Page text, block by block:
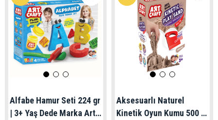
Alfabe Hamur Seti 224 gr
| 3+ Yaş Dede Marka Art
Aksesuarlı Naturel
Kinetik Oyun Kumu 500 gr